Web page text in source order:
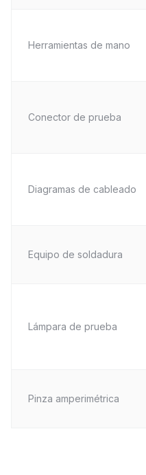
Herramientas de mano
Conector de prueba
Diagramas de cableado
Equipo de soldadura
Lámpara de prueba
Pinza amperimétrica